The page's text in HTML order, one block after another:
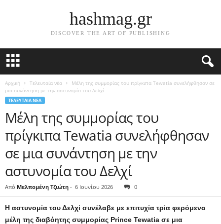
hashmag.gr
DISCOVER THE ART OF PUBLISHING
Αρχική Τελευταία νέα
Μέλη της συμμορίας του πρίγκιπα Tewatia συνελήφθησαν σε
μια συνάντηση με την αστυνομία του Δελχί
ΤΕΛΕΥΤΑΊΑ ΝΈΑ
Μέλη της συμμορίας του
πρίγκιπα Tewatia συνελήφθησαν
σε μια συνάντηση με την
αστυνομία του Δελχί
Από Μελπομένη Τζιώτη - 6 Ιουνίου 2026 0
Η αστυνομία του Δελχί συνέλαβε με επιτυχία τρία φερόμενα
μέλη της διαβόητης συμμορίας Prince Tewatia σε μια